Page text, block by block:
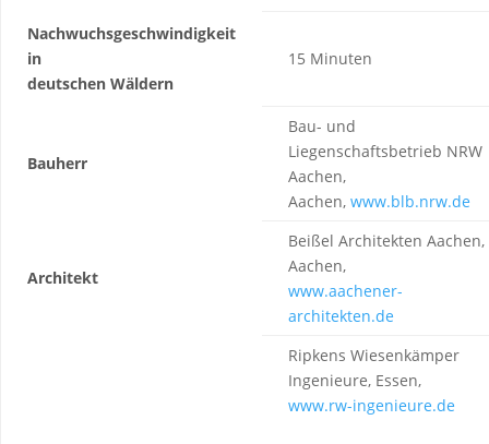
Nachwuchsgeschwindigkeit
in
deutschen Wäldern
15 Minuten
Bauherr
Bau- und
Liegenschaftsbetrieb NRW
Aachen,
Aachen, www.blb.nrw.de
Architekt
Beißel Architekten Aachen,
Aachen,
www.aachener-
architekten.de
Ripkens Wiesenkämper
Ingenieure, Essen,
www.rw-ingenieure.de